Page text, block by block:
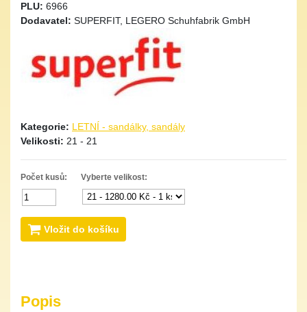
PLU: 6966
Dodavatel: SUPERFIT, LEGERO Schuhfabrik GmbH
Kategorie: LETNÍ - sandálky, sandály
Velikosti: 21 - 21
Počet kusů: Vyberte velikost:
Vložit do košíku
Popis